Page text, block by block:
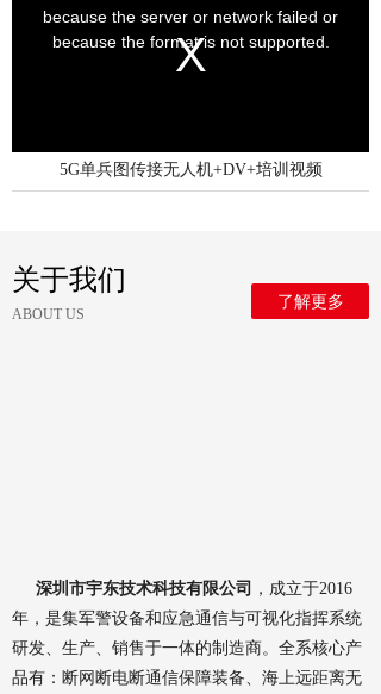
5G单兵图传接无人机+DV+培训视频
了解更多
ABOUT US
关于我们
深圳市宇东技术科技有限公司
，成立于2016
年，是集军警设备和应急通信与可视化指挥系统
研发、生产、销售于一体的制造商。全系核心产
品有：断网断电断通信保障装备、海上远距离无